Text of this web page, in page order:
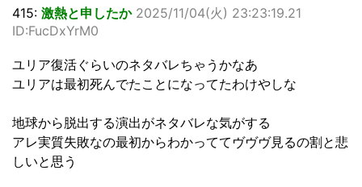
415: 激熱と申したか 2025/11/04(火) 23:23:19.21
ID:FucDxYrM0
ユリア復活ぐらいのネタバレちゃうかなあ
ユリアは最初死んでたことになってたわけやしな
地球から脱出する演出がネタバレな気がする
アレ実質失敗なの最初からわかっててヴヴヴ見るの割と悲
しいと思う